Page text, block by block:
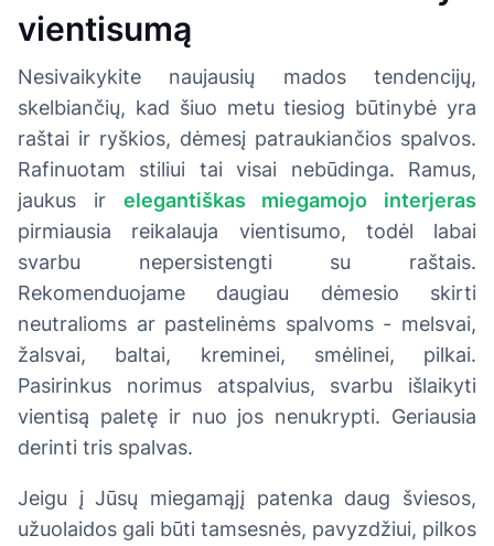
vientisumą
Nesivaikykite naujausių mados tendencijų,
skelbiančių, kad šiuo metu tiesiog būtinybė yra
raštai ir ryškios, dėmesį patraukiančios spalvos.
Rafinuotam stiliui tai visai nebūdinga. Ramus,
jaukus ir elegantiškas miegamojo interjeras
pirmiausia reikalauja vientisumo, todėl labai
svarbu nepersistengti su raštais.
Rekomenduojame daugiau dėmesio skirti
neutralioms ar pastelinėms spalvoms - melsvai,
žalsvai, baltai, kreminei, smėlinei, pilkai.
Pasirinkus norimus atspalvius, svarbu išlaikyti
vientisą paletę ir nuo jos nenukrypti. Geriausia
derinti tris spalvas.
Jeigu į Jūsų miegamąjį patenka daug šviesos,
užuolaidos gali būti tamsesnės, pavyzdžiui, pilkos